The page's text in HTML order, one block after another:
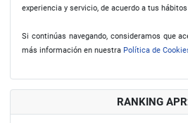
experiencia y servicio, de acuerdo a tus
Si continúas navegando, consideramos que
más información en nuestra Política de
RANKING